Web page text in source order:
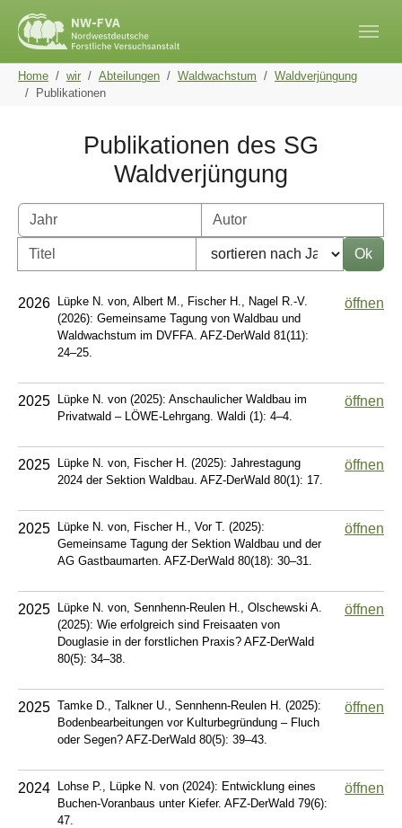
You are here:
Home wir Abteilungen Waldwachstum
Waldverjüngung
Publikationen
Publikationen des SG
Waldverjüngung
2026 Lüpke N. von, Albert M., Fischer H., Nagel R.-V.
(2026): Gemeinsame Tagung von Waldbau und
Waldwachstum im DVFFA. AFZ-DerWald 81(11):
24–25.
öffnen
2025 Lüpke N. von (2025): Anschaulicher Waldbau im
Privatwald – LÖWE-Lehrgang. Waldi (1): 4–4.
öffnen
2025 Lüpke N. von, Fischer H. (2025): Jahrestagung
2024 der Sektion Waldbau. AFZ-DerWald 80(1): 17.
öffnen
2025 Lüpke N. von, Fischer H., Vor T. (2025):
Gemeinsame Tagung der Sektion Waldbau und der
AG Gastbaumarten. AFZ-DerWald 80(18): 30–31.
öffnen
2025 Lüpke N. von, Sennhenn-Reulen H., Olschewski A.
(2025): Wie erfolgreich sind Freisaaten von
Douglasie in der forstlichen Praxis? AFZ-DerWald
80(5): 34–38.
öffnen
2025 Tamke D., Talkner U., Sennhenn-Reulen H. (2025):
Bodenbearbeitungen vor Kulturbegründung – Fluch
oder Segen? AFZ-DerWald 80(5): 39–43.
öffnen
2024 Lohse P., Lüpke N. von (2024): Entwicklung eines
Buchen-Voranbaus unter Kiefer. AFZ-DerWald 79(6):
47.
öffnen